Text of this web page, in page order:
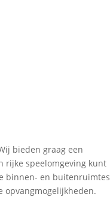
bieden graag een
rijke speelomgeving kunt
binnen- en buitenruimtes
opvangmogelijkheden.